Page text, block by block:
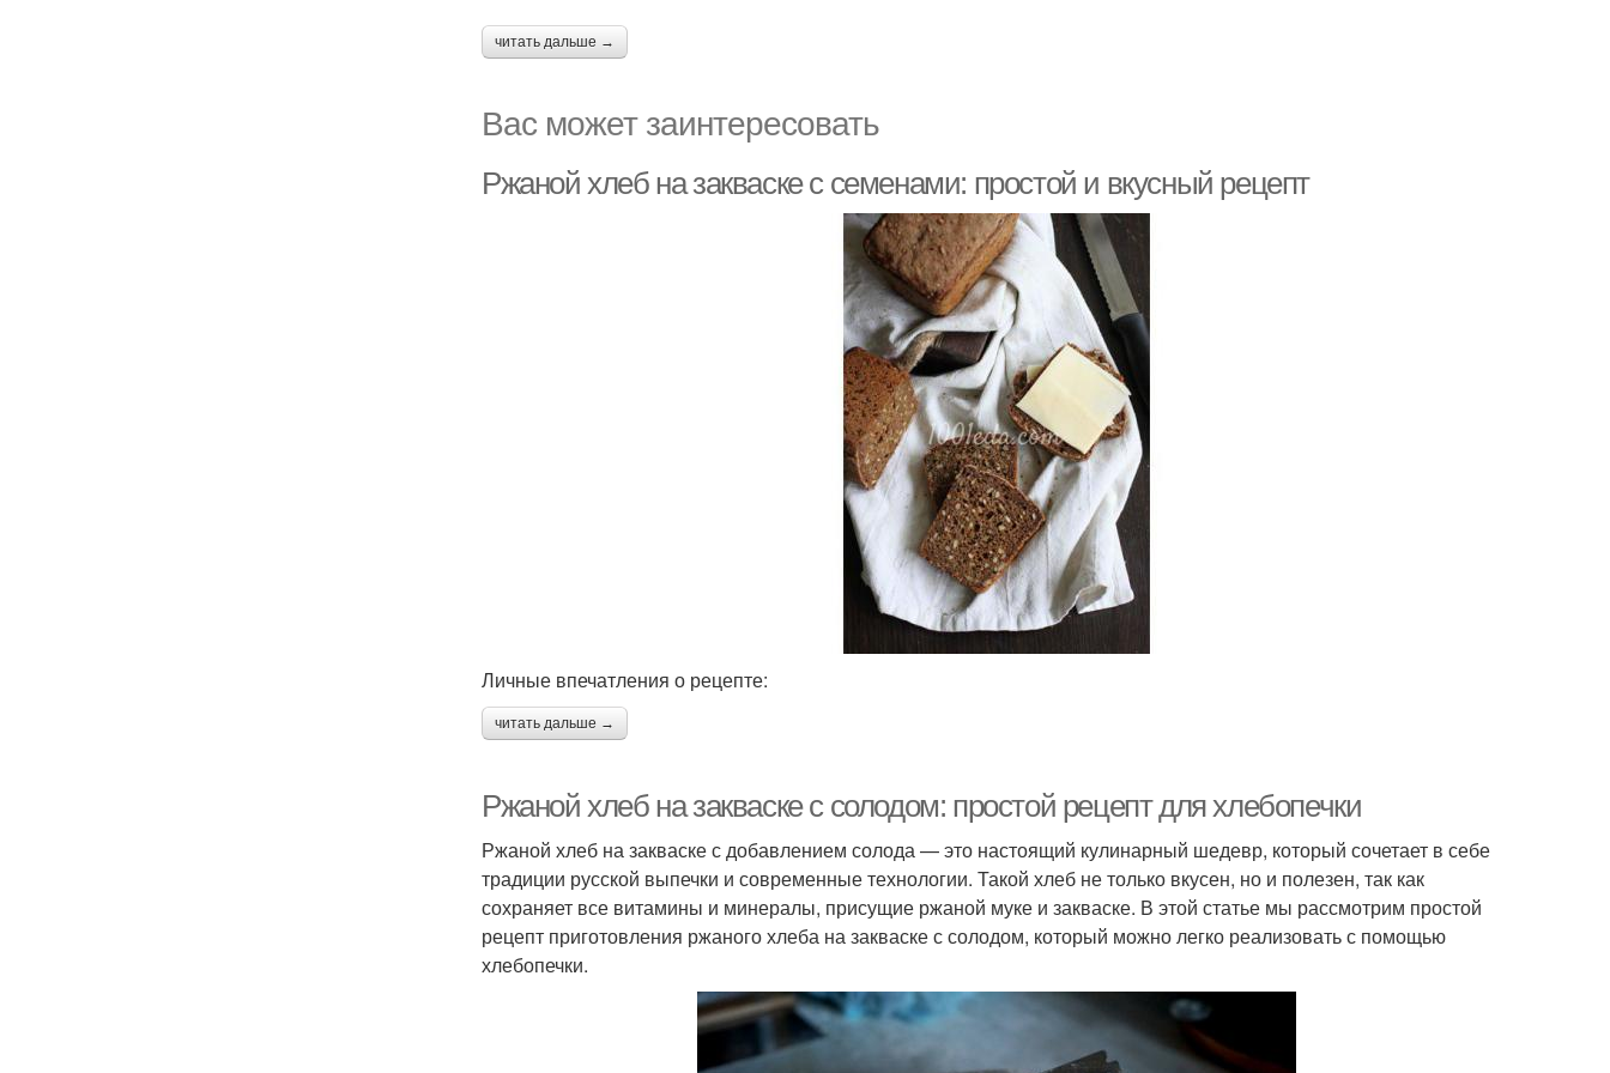
читать дальше →
Вас может заинтересовать
Ржаной хлеб на закваске с семенами: простой и вкусный рецепт
Личные впечатления о рецепте:
читать дальше →
Ржаной хлеб на закваске с солодом: простой рецепт для хлебопечки
Ржаной хлеб на закваске с добавлением солода — это настоящий кулинарный шедевр, который сочетает в себе
традиции русской выпечки и современные технологии. Такой хлеб не только вкусен, но и полезен, так как
сохраняет все витамины и минералы, присущие ржаной муке и закваске. В этой статье мы рассмотрим простой
рецепт приготовления ржаного хлеба на закваске с солодом, который можно легко реализовать с помощью
хлебопечки.